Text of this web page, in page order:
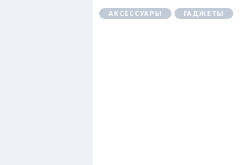
АКСЕССУАРЫ ГАДЖЕТЫ